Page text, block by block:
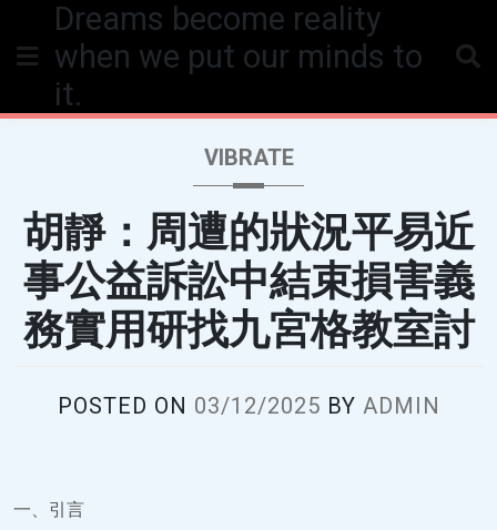
content
Dreams become reality
when we put our minds to
it.
VIBRATE
胡靜：周遭的狀況平易近
事公益訴訟中結束損害義
務實用研找九宮格教室討
POSTED ON 03/12/2025 BY ADMIN
一、引言